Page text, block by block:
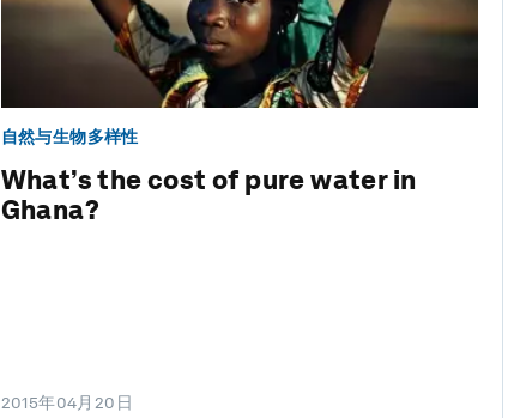
自然与生物多样性
What’s the cost of pure water in
Ghana?
2015年04月20日